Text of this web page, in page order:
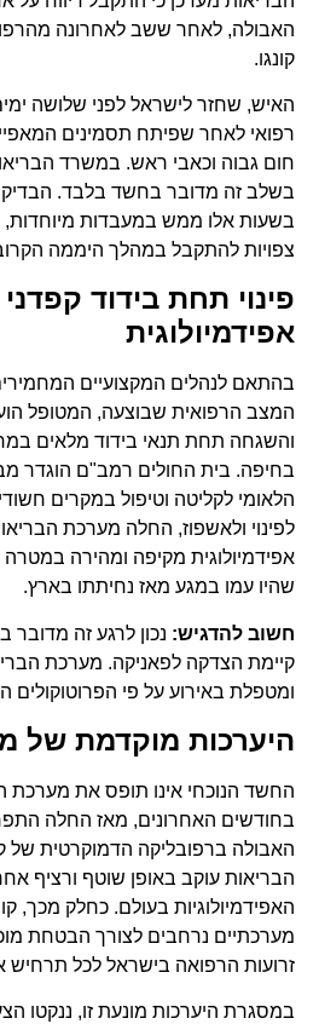
האבולה, לאחר ששב לאחרונה
קונגו.
האיש, שחזר לישראל לפני שלושה
רפואי לאחר שפיתח תסמינים
חום גבוה וכאבי ראש. במשרד
בשלב זה מדובר בחשד בלבד.
בשעות אלו ממש במעבדות מיוחדות,
צפויות להתקבל במהלך היממה
פינוי תחת בידוד
אפידמיולוגית
בהתאם לנהלים המקצועיים
המצב הרפואית שבוצעה, המטופל
והשגחה תחת תנאי בידוד מלאים
בחיפה. בית החולים רמב"ם הוגדר
הלאומי לקליטה וטיפול במקרים
לפינוי ולאשפוז, החלה מערכת
אפידמיולוגית מקיפה ומהירה
שהיו עמו במגע מאז נחיתתו בארץ.
חשוב להדגיש: נכון לרגע זה מדובר
קיימת הצדקה לפאניקה. מערכת
ומטפלת באירוע על פי הפרוטוקולים
היערכות מוקדמת של
החשד הנוכחי אינו תופס את מערכת
בחודשים האחרונים, מאז החלה
האבולה ברפובליקה הדמוקרטית של
הבריאות עוקב באופן שוטף ורציף
האפידמיולוגיות בעולם. כחלק מכך,
מערכתיים נרחבים לצורך הבטחת
זרועות הרפואה בישראל לכל תרחיש
במסגרת היערכות מונעת זו, ננקטו